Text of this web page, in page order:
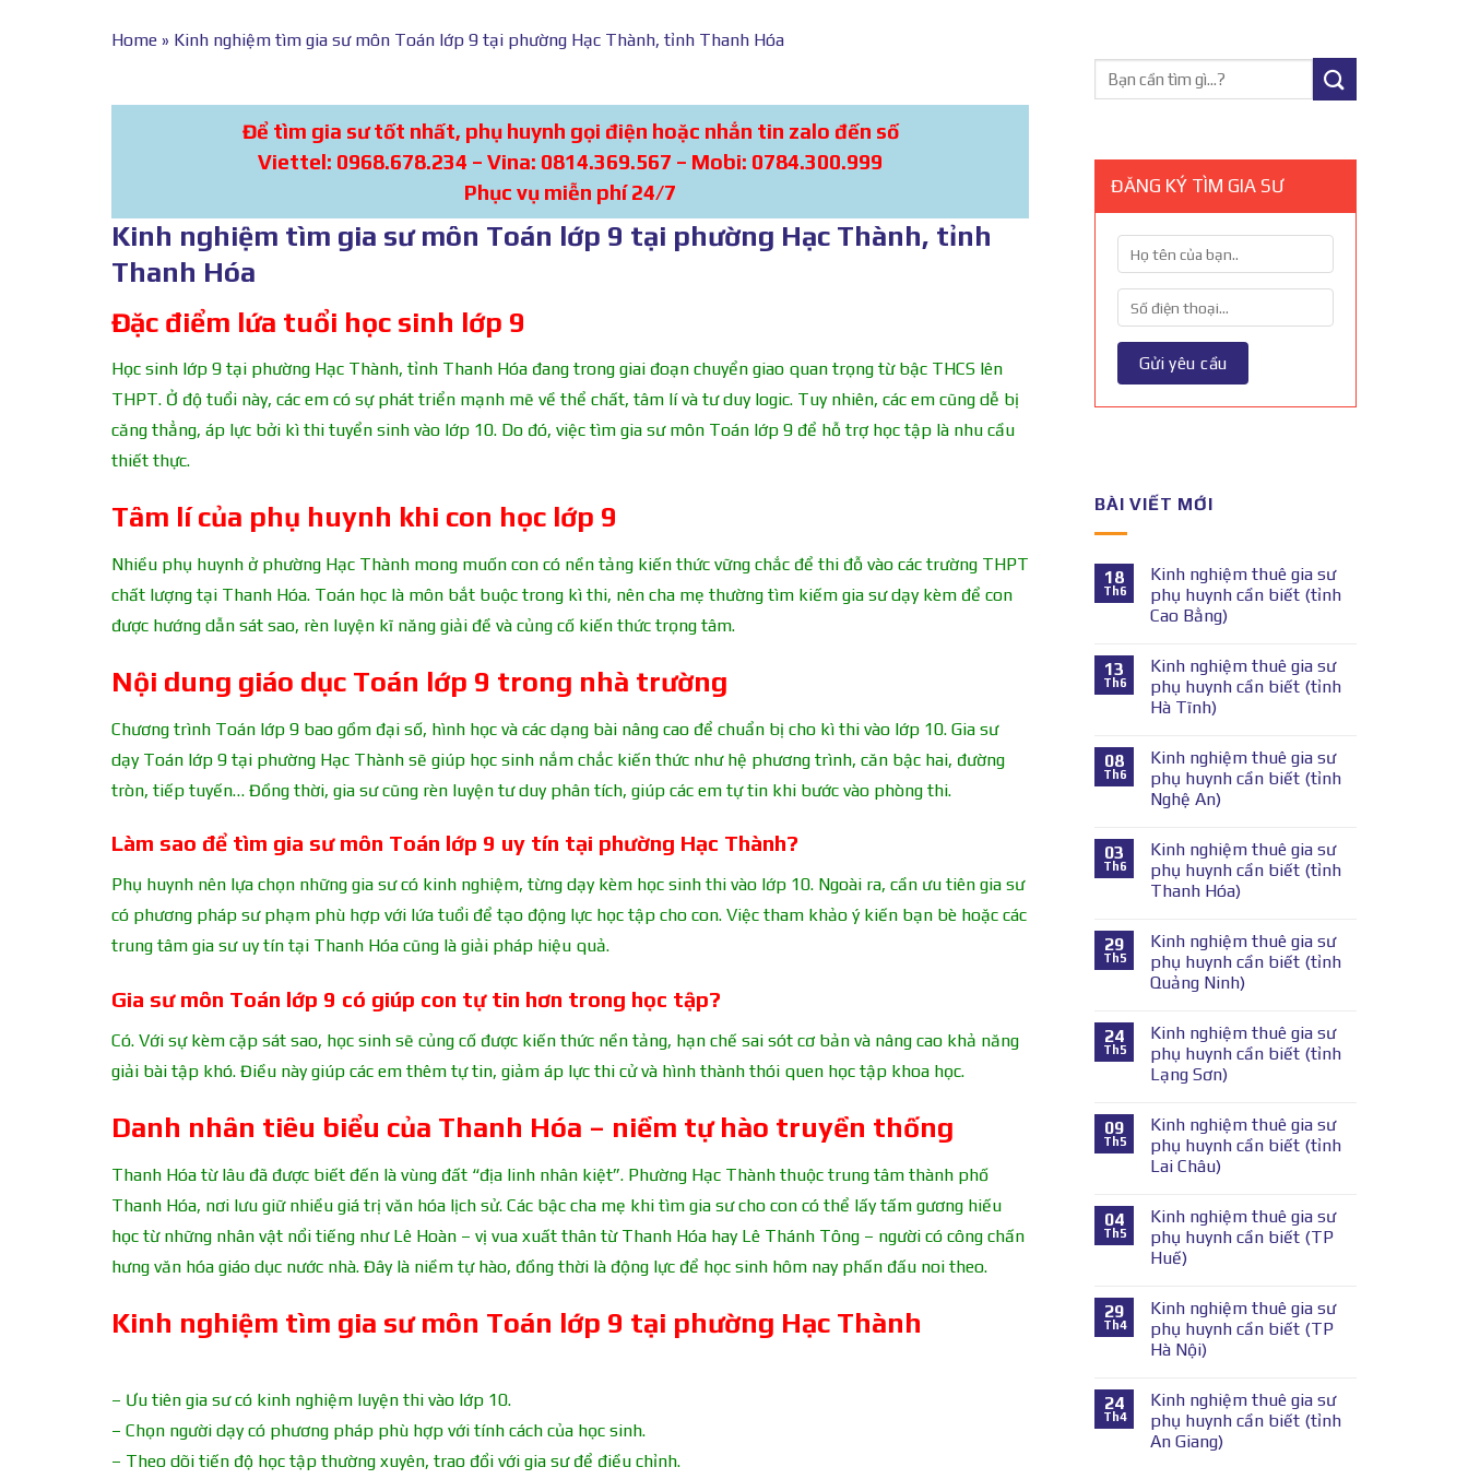
Home » Kinh nghiệm tìm gia sư môn Toán lớp 9 tại phường Hạc Thành, tỉnh Thanh Hóa
Để tìm gia sư tốt nhất, phụ huynh gọi điện hoặc nhắn tin zalo đến số
Viettel: 0968.678.234 – Vina: 0814.369.567 – Mobi: 0784.300.999
Phục vụ miễn phí 24/7
Kinh nghiệm tìm gia sư môn Toán lớp 9 tại phường Hạc Thành, tỉnh
Thanh Hóa
Đặc điểm lứa tuổi học sinh lớp 9
Học sinh lớp 9 tại phường Hạc Thành, tỉnh Thanh Hóa đang trong giai đoạn chuyển giao quan trọng từ bậc THCS lên
THPT. Ở độ tuổi này, các em có sự phát triển mạnh mẽ về thể chất, tâm lí và tư duy logic. Tuy nhiên, các em cũng dễ bị
căng thẳng, áp lực bởi kì thi tuyển sinh vào lớp 10. Do đó, việc tìm gia sư môn Toán lớp 9 để hỗ trợ học tập là nhu cầu
thiết thực.
Tâm lí của phụ huynh khi con học lớp 9
Nhiều phụ huynh ở phường Hạc Thành mong muốn con có nền tảng kiến thức vững chắc để thi đỗ vào các trường THPT
chất lượng tại Thanh Hóa. Toán học là môn bắt buộc trong kì thi, nên cha mẹ thường tìm kiếm gia sư dạy kèm để con
được hướng dẫn sát sao, rèn luyện kĩ năng giải đề và củng cố kiến thức trọng tâm.
Nội dung giáo dục Toán lớp 9 trong nhà trường
Chương trình Toán lớp 9 bao gồm đại số, hình học và các dạng bài nâng cao để chuẩn bị cho kì thi vào lớp 10. Gia sư
dạy Toán lớp 9 tại phường Hạc Thành sẽ giúp học sinh nắm chắc kiến thức như hệ phương trình, căn bậc hai, đường
tròn, tiếp tuyến… Đồng thời, gia sư cũng rèn luyện tư duy phân tích, giúp các em tự tin khi bước vào phòng thi.
Làm sao để tìm gia sư môn Toán lớp 9 uy tín tại phường Hạc Thành?
Phụ huynh nên lựa chọn những gia sư có kinh nghiệm, từng dạy kèm học sinh thi vào lớp 10. Ngoài ra, cần ưu tiên gia sư
có phương pháp sư phạm phù hợp với lứa tuổi để tạo động lực học tập cho con. Việc tham khảo ý kiến bạn bè hoặc các
trung tâm gia sư uy tín tại Thanh Hóa cũng là giải pháp hiệu quả.
Gia sư môn Toán lớp 9 có giúp con tự tin hơn trong học tập?
Có. Với sự kèm cặp sát sao, học sinh sẽ củng cố được kiến thức nền tảng, hạn chế sai sót cơ bản và nâng cao khả năng
giải bài tập khó. Điều này giúp các em thêm tự tin, giảm áp lực thi cử và hình thành thói quen học tập khoa học.
Danh nhân tiêu biểu của Thanh Hóa – niềm tự hào truyền thống
Thanh Hóa từ lâu đã được biết đến là vùng đất “địa linh nhân kiệt”. Phường Hạc Thành thuộc trung tâm thành phố
Thanh Hóa, nơi lưu giữ nhiều giá trị văn hóa lịch sử. Các bậc cha mẹ khi tìm gia sư cho con có thể lấy tấm gương hiếu
học từ những nhân vật nổi tiếng như Lê Hoàn – vị vua xuất thân từ Thanh Hóa hay Lê Thánh Tông – người có công chấn
hưng văn hóa giáo dục nước nhà. Đây là niềm tự hào, đồng thời là động lực để học sinh hôm nay phấn đấu noi theo.
Kinh nghiệm tìm gia sư môn Toán lớp 9 tại phường Hạc Thành
– Ưu tiên gia sư có kinh nghiệm luyện thi vào lớp 10.
– Chọn người dạy có phương pháp phù hợp với tính cách của học sinh.
– Theo dõi tiến độ học tập thường xuyên, trao đổi với gia sư để điều chỉnh.
ĐĂNG KÝ TÌM GIA SƯ
BÀI VIẾT MỚI
18
Th6
Kinh nghiệm thuê gia sư
phụ huynh cần biết (tỉnh
Cao Bằng)
13
Th6
Kinh nghiệm thuê gia sư
phụ huynh cần biết (tỉnh
Hà Tĩnh)
08
Th6
Kinh nghiệm thuê gia sư
phụ huynh cần biết (tỉnh
Nghệ An)
03
Th6
Kinh nghiệm thuê gia sư
phụ huynh cần biết (tỉnh
Thanh Hóa)
29
Th5
Kinh nghiệm thuê gia sư
phụ huynh cần biết (tỉnh
Quảng Ninh)
24
Th5
Kinh nghiệm thuê gia sư
phụ huynh cần biết (tỉnh
Lạng Sơn)
09
Th5
Kinh nghiệm thuê gia sư
phụ huynh cần biết (tỉnh
Lai Châu)
04
Th5
Kinh nghiệm thuê gia sư
phụ huynh cần biết (TP
Huế)
29
Th4
Kinh nghiệm thuê gia sư
phụ huynh cần biết (TP
Hà Nội)
24
Th4
Kinh nghiệm thuê gia sư
phụ huynh cần biết (tỉnh
An Giang)